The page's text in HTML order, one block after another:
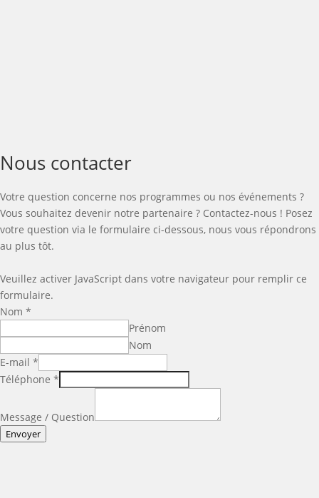
Nous contacter
Votre question concerne nos programmes ou nos événements ?
Vous souhaitez devenir notre partenaire ? Contactez-nous ! Posez
votre question via le formulaire ci-dessous, nous vous répondrons
au plus tôt.
Veuillez activer JavaScript dans votre navigateur pour remplir ce
formulaire.
Nom *
Prénom
Nom
Question
Message
E-mail *
Téléphone *
Message / Question
Envoyer